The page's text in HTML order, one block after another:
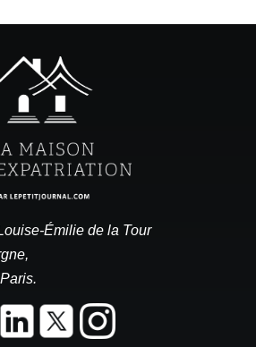
Émilie de la Tour